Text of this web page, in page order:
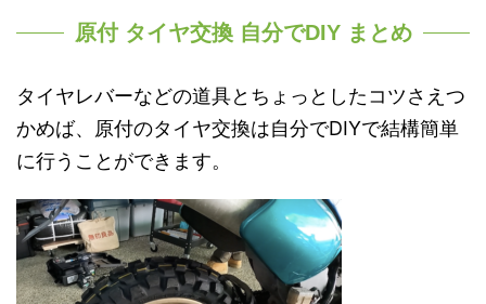
原付 タイヤ交換 自分でDIY まとめ
タイヤレバーなどの道具とちょっとしたコツさえつ
かめば、原付のタイヤ交換は自分でDIYで結構簡単
に行うことができます。